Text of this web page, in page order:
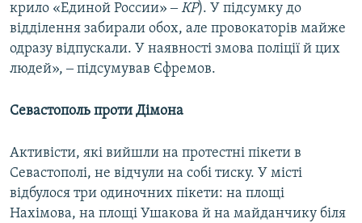
крило «Единой России» ‒КР). У підсумку до
відділення забирали обох, але провокаторів майже
одразу відпускали. У наявності змова поліції й цих
людей», ‒ підсумував Єфремов.
Севастополь проти Дімона
Активісти, які вийшли на протестні пікети в
Севастополі, не відчули на собі тиску. У місті
відбулося три одиночних пікети: на площі
Нахімова, на площі Ушакова й на майданчику біля